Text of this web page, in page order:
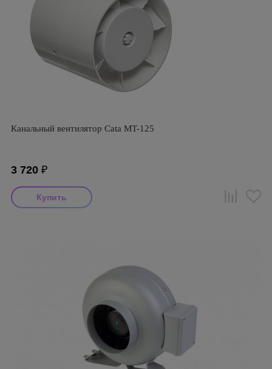
Канальный вентилятор Cata MT-125
3 720 ₽